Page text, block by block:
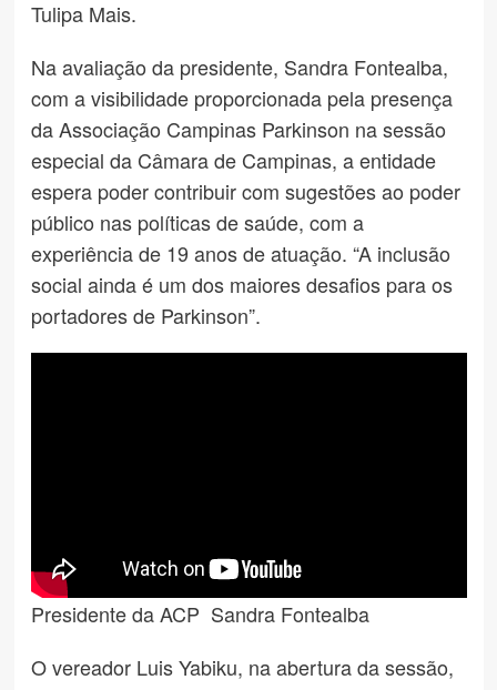
Tulipa Mais.
Na avaliação da presidente, Sandra Fontealba,
com a visibilidade proporcionada pela presença
da Associação Campinas Parkinson na sessão
especial da Câmara de Campinas, a entidade
espera poder contribuir com sugestões ao poder
público nas políticas de saúde, com a
experiência de 19 anos de atuação. “A inclusão
social ainda é um dos maiores desafios para os
portadores de Parkinson”.
Presidente da ACP Sandra Fontealba
O vereador Luis Yabiku, na abertura da sessão,